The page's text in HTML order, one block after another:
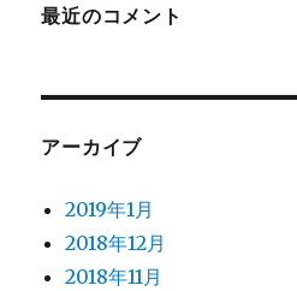
最近のコメント
アーカイブ
2019年1月
2018年12月
2018年11月